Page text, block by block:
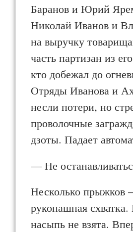
Баранов и Юрий
Николай Иванов и
на выручку
часть партизан из
кто добежал до
Отряды Иванова и
несли потери, но
проволочные
дзоты. Падает
— Не
Несколько прыжков
рукопашная
насыпь не взята.